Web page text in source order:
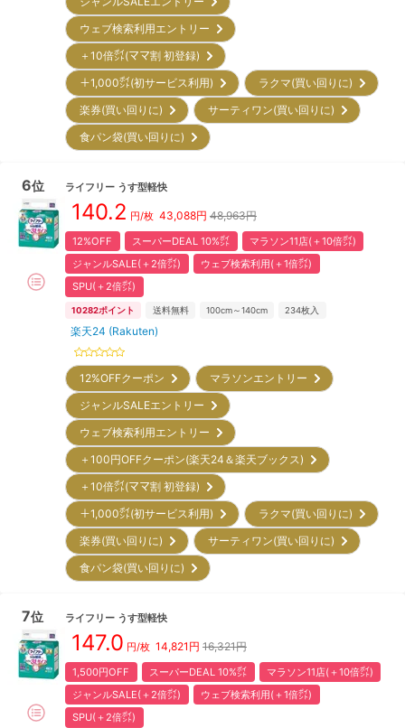
ウェブ検索利用エントリー
＋10倍㌽(ママ割 初登録)
＋1,000㌽(初サービス利用)
ラクマ(買い回りに)
楽券(買い回りに)
サーティワン(買い回りに)
食パン袋(買い回りに)
6位 ライフリー うす型軽快
140.2 円/枚 43,088円 48,963円
12%OFF スーパーDEAL 10%㌽
マラソン11店(＋10倍㌽)
ジャンルSALE(＋2倍㌽)
ウェブ検索利用(＋1倍㌽)
SPU(＋2倍㌽)
10282ポイント 送料無料 100cm～140cm 234枚入
楽天24 (Rakuten)
12%OFFクーポン
マラソンエントリー
ジャンルSALEエントリー
ウェブ検索利用エントリー
＋100円OFFクーポン(楽天24＆楽天ブックス)
＋10倍㌽(ママ割 初登録)
＋1,000㌽(初サービス利用)
ラクマ(買い回りに)
楽券(買い回りに)
サーティワン(買い回りに)
食パン袋(買い回りに)
7位 ライフリー うす型軽快
147.0 円/枚 14,821 円 16,321円
1,500円OFF スーパーDEAL 10%㌽
マラソン11店(＋10倍㌽)
ジャンルSALE(＋2倍㌽)
ウェブ検索利用(＋1倍㌽)
SPU(＋2倍㌽)